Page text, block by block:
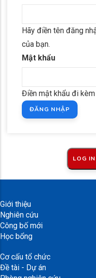
Hãy điền tên đăng
của bạn.
Mật khẩu
Điền mật khẩu đi
Giới thiệu
Nghiên cứu
Công bố mới
Học bổng
Cơ cấu tổ chức
Đề tài - Dự án